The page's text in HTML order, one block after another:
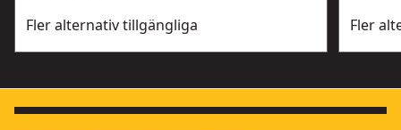
Fler alternativ tillgängliga
Fler